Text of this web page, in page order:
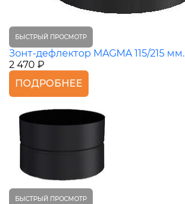
БЫСТРЫЙ ПРОСМОТР
Зонт-дефлектор MAGMA 115/215 мм.
2 470 ₽
ПОДРОБНЕЕ
БЫСТРЫЙ ПРОСМОТР